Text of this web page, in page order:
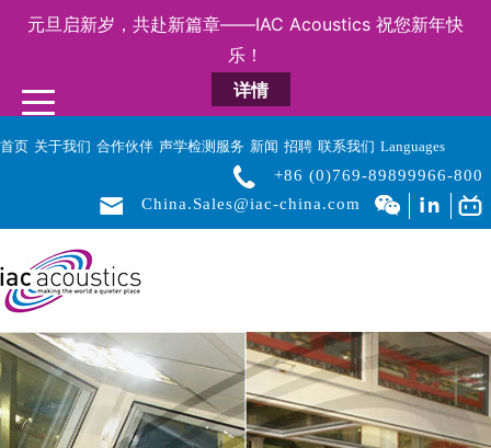
元旦启新岁，共赴新篇章——IAC Acoustics 祝您新年快
乐！
详情
首页 关于我们 合作伙伴 声学检测服务 新闻 招聘 联系我们 Languages
+86 (0)769-89899966-800
China.Sales@iac-china.com